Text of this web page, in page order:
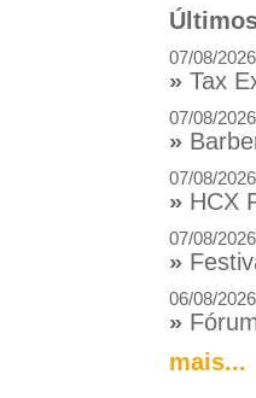
07/08/2026
» Tax
07/08/2026
»
07/08/2026
» HCX
07/08/2026
»
06/08/2026
»
mais...